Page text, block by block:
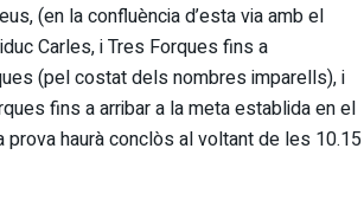
(en la confluència d’esta via amb el
Carles, i Tres Forques fins a
(pel costat dels nombres imparells), i
fins a arribar a la meta establida en el
prova haurà conclòs al voltant de les 10.15